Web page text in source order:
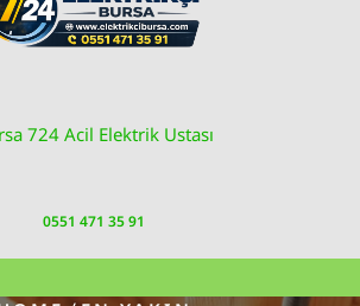
724 Acil Elektrik Ustası
0551 471 35 91